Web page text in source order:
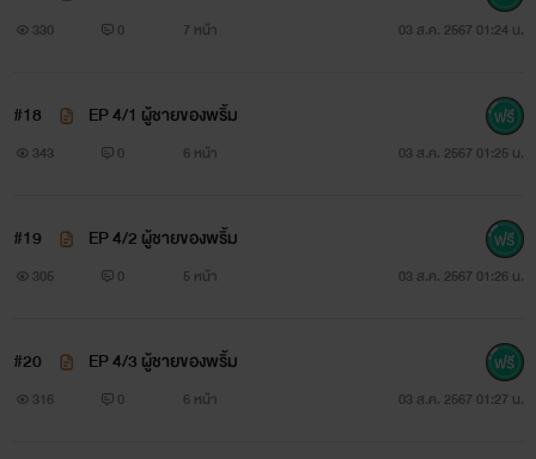
330 0 7 หน้า 03 ส.ค. 2567 01:24 น.
#18 EP 4/1 ผู้ชายของพริ้ม
343 0 6 หน้า 03 ส.ค. 2567 01:25 น.
#19 EP 4/2 ผู้ชายของพริ้ม
305 0 5 หน้า 03 ส.ค. 2567 01:26 น.
#20 EP 4/3 ผู้ชายของพริ้ม
316 0 6 หน้า 03 ส.ค. 2567 01:27 น.